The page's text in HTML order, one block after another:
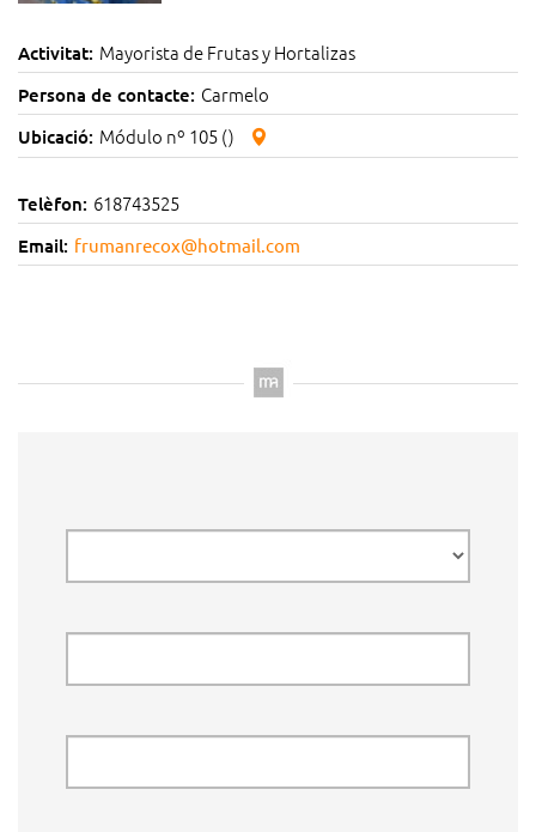
Activitat: Mayorista de Frutas y Hortalizas
Persona de contacte: Carmelo
Ubicació: Módulo nº 105 ()
Telèfon: 618743525
Email: frumanrecox@hotmail.com